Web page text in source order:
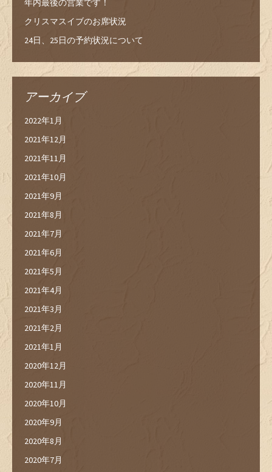
年内最後の営業です！
クリスマスイブのお席状況
24日、25日の予約状況について
アーカイブ
2022年1月
2021年12月
2021年11月
2021年10月
2021年9月
2021年8月
2021年7月
2021年6月
2021年5月
2021年4月
2021年3月
2021年2月
2021年1月
2020年12月
2020年11月
2020年10月
2020年9月
2020年8月
2020年7月